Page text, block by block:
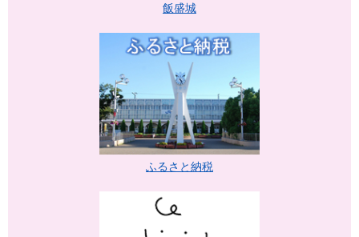
飯盛城
ふるさと納税